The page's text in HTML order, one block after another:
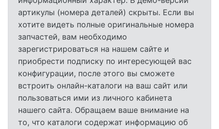
артикулы (номера деталей) скрыты. Если вы
хотите видеть полные оригинальные номера
запчастей, вам необходимо
зарегистрироваться на нашем сайте и
приобрести подписку по интересующей вас
конфигурации, после этого вы сможете
встроить онлайн-каталоги на ваш сайт или
пользоваться ими из личного кабинета
нашего сайта. Обращаем ваше внимание на
то, что каталоги содержат информацию об